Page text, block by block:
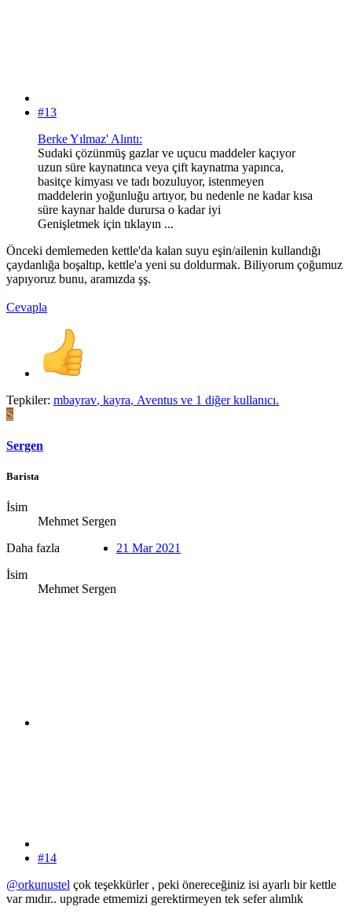
#13
Berke Yılmaz' Alıntı:
Sudaki çözünmüş gazlar ve uçucu maddeler kaçıyor
uzun süre kaynatınca veya çift kaynatma yapınca,
basitçe kimyası ve tadı bozuluyor, istenmeyen
maddelerin yoğunluğu artıyor, bu nedenle ne kadar kısa
süre kaynar halde durursa o kadar iyi
Genişletmek için tıklayın ...
Önceki demlemeden kettle'da kalan suyu eşin/ailenin kullandığı
çaydanlığa boşaltıp, kettle'a yeni su doldurmak. Biliyorum çoğumuz
yapıyoruz bunu, aramızda şş.
Cevapla
Tepkiler: mbayrav, kayra, Aventus ve 1 diğer kullanıcı.
S
Sergen
Barista
İsim
Mehmet Sergen
Daha fazla
İsim
Mehmet Sergen
21 Mar 2021
#14
@orkunustel çok teşekkürler , peki önereceğiniz isi ayarlı bir kettle
var mıdır.. upgrade etmemizi gerektirmeyen tek sefer alımlık